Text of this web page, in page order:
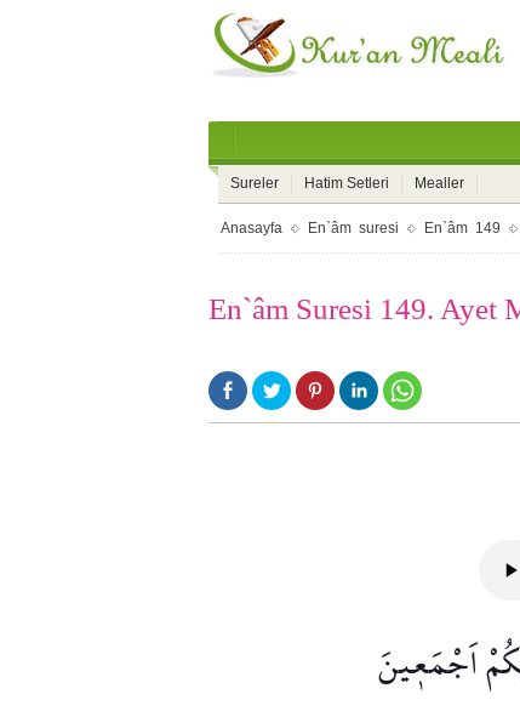
Sureler Hatim Setleri Mealler
Anasayfa En`âm suresi En`âm 149
En`âm Suresi 149. Ayet
اَجْمَع۪ينَ